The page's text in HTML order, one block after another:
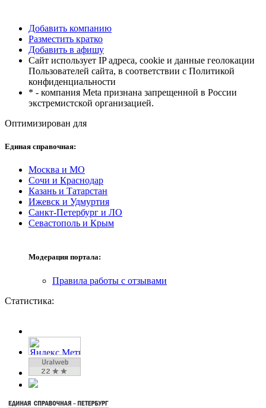
Добавить компанию
Разместить кратко
Добавить в афишу
Сайт использует IP адреса, cookie и данные геолокации
Пользователей сайта, в соответствии с Политикой
конфиденциальности
* - компания Meta признана запрещенной в России
экстремистской организацией.
Оптимизирован для
Единая справочная:
Москва и МО
Сочи и Краснодар
Казань и Татарстан
Ижевск и Удмуртия
Санкт-Петербург и ЛО
Севастополь и Крым
Модерация портала:
Правила работы с отзывами
Статистика: